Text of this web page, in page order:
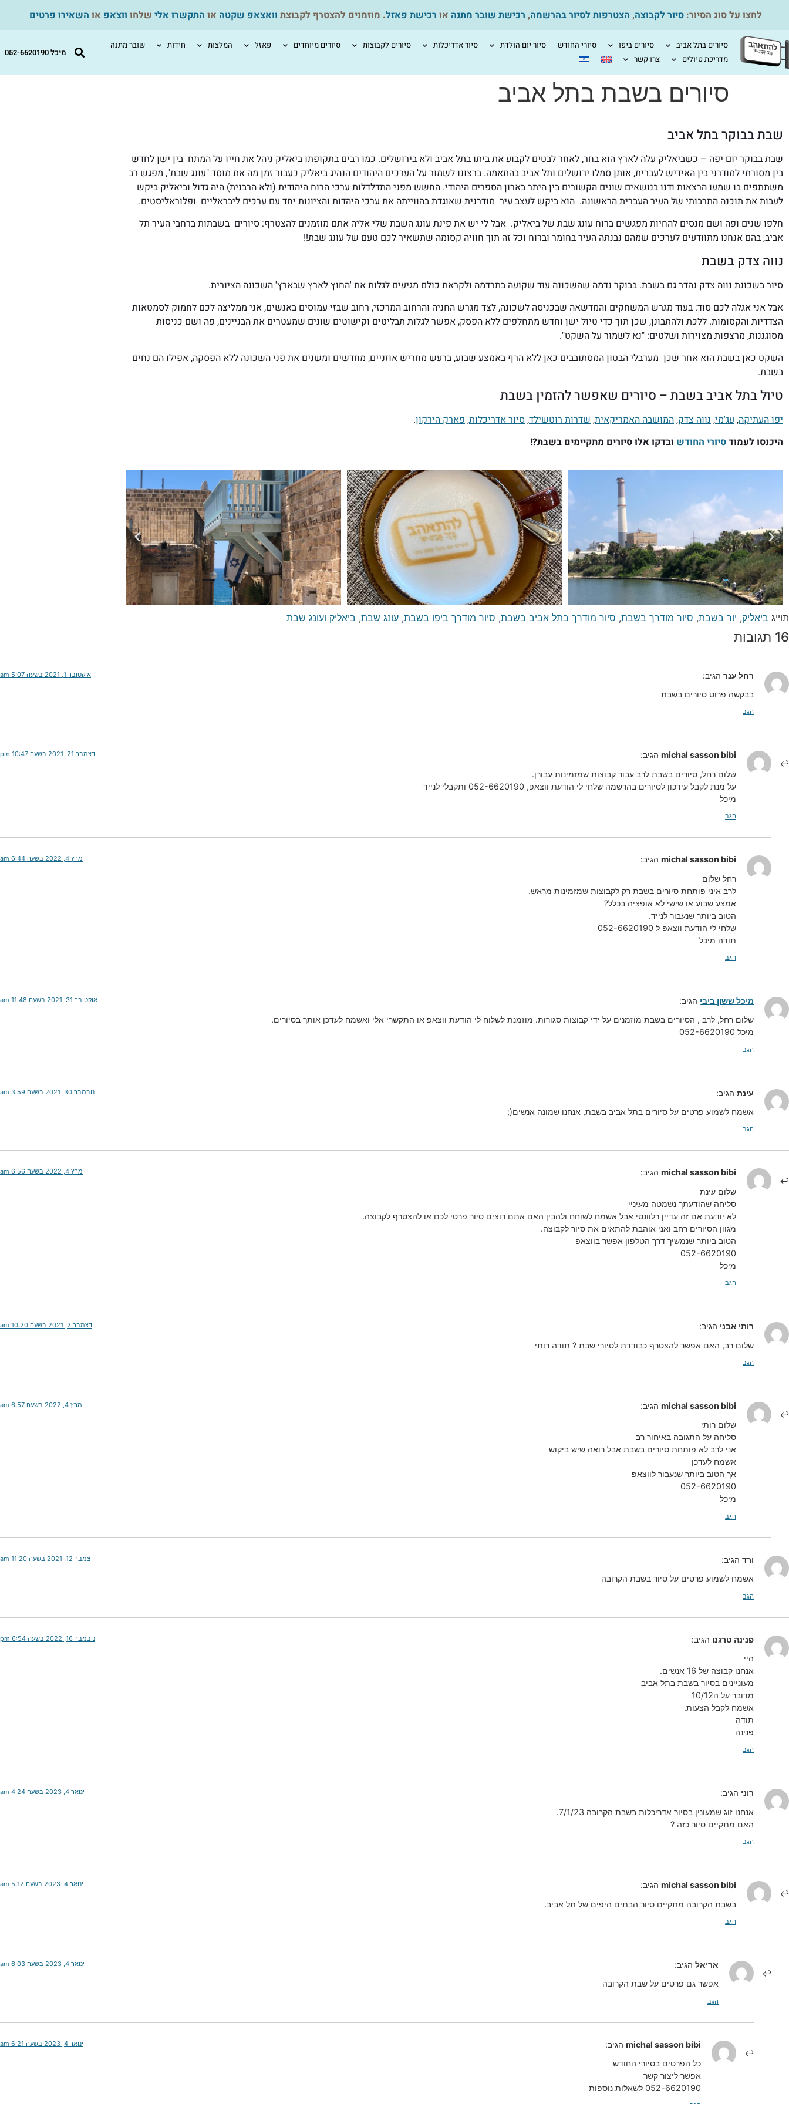
לחצו על סוג הסיור: סיור לקבוצה, הצטרפות לסיור בהרשמה, רכישת שובר מתנה או רכישת פאזל. מוזמנים להצטרף לקבוצת וואצאפ שקטה או התקשרו אלי שלחו ווצאפ או השאירו פרטים
סיורים בתל אביב סיורים ביפו סיורי החודש סיור יום הולדת סיור אדריכלות סיורים לקבוצות סיורים מיוחדים פאזל המלצות חידות
שובר מתנה
מדריכת טיולים
צרו קשר
מיכל 052-6620190
סיורים בשבת בתל אביב
שבת בבוקר בתל אביב
שבת בבוקר יום יפה – כשביאליק עלה לארץ הוא בחר, לאחר לבטים לקבוע את ביתו בתל אביב ולא בירושלים. כמו רבים בתקופתו ביאליק ניהל את חייו על המתח בין ישן לחדש
בין מסורתי למודרני בין האידיש לעברית, אותן סמלו ירושלים ותל אביב בהתאמה. ברצונו לשמור על הערכים היהודים הנהיג ביאליק כעבור זמן מה את מוסד "עונג שבת", מפגש רב
משתתפים בו שמעו הרצאות ודנו בנושאים שונים הקשורים בין היתר בארון הספרים היהודי. החשש מפני התדלדלות ערכי הרוח היהודית (ולא הרבנית) היה גדול וביאליק ביקש
לעבות את תוכנה התרבותי של העיר העברית הראשונה. הוא ביקש לעצב עיר מודרנית שאוגדת בהווייתה את ערכי היהדות והציונות יחד עם ערכים ליבראליים ופלוראליסטים.
חלפו שנים ופה ושם מנסים להחיות מפגשים ברוח עונג שבת של ביאליק. אבל לי יש את פינת עונג השבת שלי אליה אתם מוזמנים להצטרף: סיורים בשבתות ברחבי העיר תל
אביב, בהם אנחנו מתוודעים לערכים שמהם נבנתה העיר בחומר וברוח וכל זה תוך חוויה קסומה שתשאיר לכם טעם של עונג שבת!!
נווה צדק בשבת
סיור בשכונת נווה צדק נהדר גם בשבת. בבוקר נדמה שהשכונה עוד שקועה בתרדמה ולקראת כולם מגיעים לגלות את 'החוץ לארץ שבארץ' השכונה הציורית.
אבל אני אגלה לכם סוד: בעוד מגרש המשחקים והמדשאה שבכניסה לשכונה, לצד מגרש החניה והרחוב המרכזי, רחוב שבזי עמוסים באנשים, אני ממליצה לכם לחמוק לסמטאות
הצדדיות והקסומות. ללכת ולהתבונן, שכן תוך כדי טיול ישן וחדש מתחלפים ללא הפסק, אפשר לגלות תבליטים וקישוטים שונים שמעטרים את הבניינים, פה ושם כניסות
מסוגננות, מרצפות מצוירות ושלטים: "נא לשמור על השקט".
השקט כאן בשבת הוא אחר שכן מערבלי הבטון המסתובבים כאן ללא הרף באמצע שבוע, ברעש מחריש אוזניים, מחדשים ומשנים את פני השכונה ללא הפסקה, אפילו הם נחים
בשבת.
טיול בתל אביב בשבת – סיורים שאפשר להזמין בשבת
יפו העתיקה, עג'מי, נווה צדק,המושבה האמריקאית, שדרות רוטשילד,סיור אדריכלות, פארק הירקון.
היכנסו לעמודסיורי החודש ובדקו אלו סיורים מתקיימים בשבת?!
תוייג ביאליק, יור בשבת, סיור מודרך בשבת, סיור מודרך בתל אביב בשבת, סיור מודרך ביפו בשבת, עונג שבת, ביאליק ועונג שבת
16 תגובות
רחל ענר הגיב: אוקטובר 1, 2021 בשעה 5:07 am
בבקשה פרוט סיורים בשבת
הגב
michal sasson bibi הגיב: דצמבר 21, 2021 בשעה 10:47 pm
שלום רחל, סיורים בשבת לרב עבור קבוצות שמזמינות עבורן.
על מנת לקבל עידכון לסיורים בהרשמה שלחי לי הודעת ווצאפ, 052-6620190 ותקבלי לנייד
מיכל
הגב
michal sasson bibi הגיב: מרץ 4, 2022 בשעה 6:44 am
רחל שלום
לרב איני פותחת סיורים בשבת רק לקבוצות שמזמינות מראש.
אמצע שבוע או שישי לא אופציה בכלל?
הטוב ביותר שנעבור לנייד.
שלחי לי הודעת ווצאפ ל 052-6620190
תודה מיכל
הגב
מיכל ששון ביבי הגיב: אוקטובר 31, 2021 בשעה 11:48 am
שלום רחל, לרב , הסיורים בשבת מוזמנים על ידי קבוצות סגורות. מוזמנת לשלוח לי הודעת ווצאפ או התקשרי אלי ואשמח לעדכן אותך בסיורים.
מיכל 052-6620190
הגב
עינת הגיב: נובמבר 30, 2021 בשעה 3:59 am
אשמח לשמוע פרטים על סיורים בתל אביב בשבת, אנחנו שמונה אנשים(;
הגב
michal sasson bibi הגיב: מרץ 4, 2022 בשעה 6:56 am
שלום עינת
סליחה שהודעתך נשמטה מעיניי
לא יודעת אם זה עדיין רלוונטי אבל אשמח לשוחח ולהבין האם אתם רוצים סיור פרטי לכם או להצטרף לקבוצה.
מגוון הסיורים רחב ואני אוהבת להתאים את סיור לקבוצה.
הטוב ביותר שנמשיך דרך הטלפון אפשר בווצאפ
052-6620190
מיכל
הגב
רותי אבני הגיב: דצמבר 2, 2021 בשעה 10:20 am
שלום רב, האם אפשר להצטרף כבודדת לסיורי שבת ? תודה רותי
הגב
michal sasson bibi הגיב: מרץ 4, 2022 בשעה 6:57 am
שלום רותי
סליחה על התגובה באיחור רב
אני לרב לא פותחת סיורים בשבת אבל רואה שיש ביקוש
אשמח לעדכן
אך הטוב ביותר שנעבור לווצאפ
052-6620190
מיכל
הגב
ורד הגיב: דצמבר 12, 2021 בשעה 11:20 am
אשמח לשמוע פרטים על סיור בשבת הקרובה
הגב
פנינה טרגנו הגיב: נובמבר 16, 2022 בשעה 6:54 pm
היי
אנחנו קבוצה של 16 אנשים.
מעוניינים בסיור בשבת בתל אביב
מדובר על ה10/12
אשמח לקבל הצעות.
תודה
פנינה
הגב
רוני הגיב: ינואר 4, 2023 בשעה 4:24 am
אנחנו זוג שמעונין בסיור אדריכלות בשבת הקרובה 7/1/23.
האם מתקיים סיור כזה ?
הגב
michal sasson bibi הגיב: ינואר 4, 2023 בשעה 5:12 am
בשבת הקרובה מתקיים סיור הבתים היפים של תל אביב.
הגב
אריאל הגיב: ינואר 4, 2023 בשעה 6:03 am
אפשר גם פרטים על שבת הקרובה
הגב
michal sasson bibi הגיב: ינואר 4, 2023 בשעה 6:21 am
כל הפרטים בסיורי החודש
אפשר ליצור קשר
052-6620190 לשאלות נוספות